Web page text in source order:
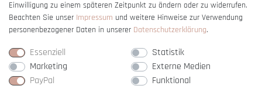
Einwilligung zu einem späteren Zeitpunkt zu ändern oder zu widerrufen.
Beachten Sie unser Impressum und weitere Hinweise zur Verwendung
personenbezogener Daten in unserer Daten­schutz­erklärung.
Essenziell
Statistik
Marketing
Externe Medien
PayPal
Funktional